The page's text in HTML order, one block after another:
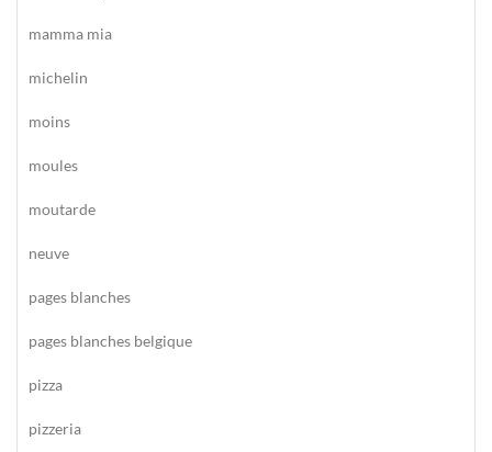
mamma mia
michelin
moins
moules
moutarde
neuve
pages blanches
pages blanches belgique
pizza
pizzeria